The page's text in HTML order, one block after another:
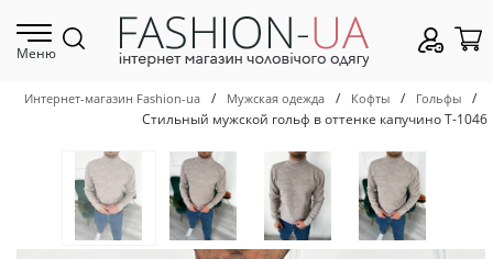
Меню
Интернет-магазин Fashion-ua / Мужская одежда / Кофты / Гольфы
/
Стильный мужской гольф в оттенке капучино Т-1046